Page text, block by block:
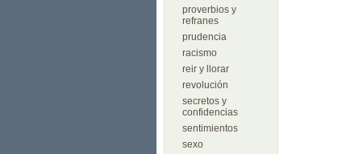
proverbios y
refranes
prudencia
racismo
reir y llorar
revolución
secretos y
confidencias
sentimientos
sexo